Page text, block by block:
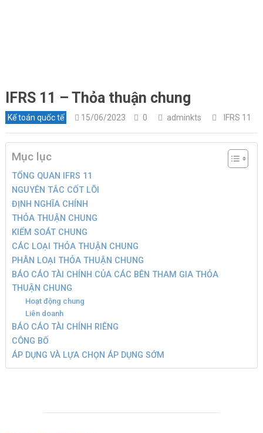
IFRS 11 – Thỏa thuận chung
Kế toán quốc tế 15/06/2023 0 adminkts IFRS 11
Mục lục
TỔNG QUAN IFRS 11
NGUYÊN TẮC CỐT LÕI
ĐỊNH NGHĨA CHÍNH
THỎA THUẬN CHUNG
KIỂM SOÁT CHUNG
CÁC LOẠI THỎA THUẬN CHUNG
PHÂN LOẠI THỎA THUẬN CHUNG
BÁO CÁO TÀI CHÍNH CỦA CÁC BÊN THAM GIA THỎA
THUẬN CHUNG
Hoạt động chung
Liên doanh
BÁO CÁO TÀI CHÍNH RIÊNG
CÔNG BỐ
ÁP DỤNG VÀ LỰA CHỌN ÁP DỤNG SỚM